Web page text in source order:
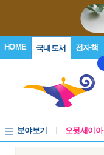
HOME 국내도서 전자책
분야보기 오뒷세이아